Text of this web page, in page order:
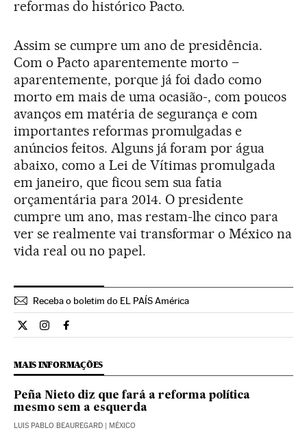
reformas do histórico Pacto.
Assim se cumpre um ano de presidência.
Com o Pacto aparentemente morto –
aparentemente, porque já foi dado como
morto em mais de uma ocasião-, com poucos
avanços em matéria de segurança e com
importantes reformas promulgadas e
anúncios feitos. Alguns já foram por água
abaixo, como a Lei de Vítimas promulgada
em janeiro, que ficou sem sua fatia
orçamentária para 2014. O presidente
cumpre um ano, mas restam-lhe cinco para
ver se realmente vai transformar o México na
vida real ou no papel.
Receba o boletim do EL PAÍS América
Internacional El País Brasil en Twitter
Internacional El País Brasil en Instagram
Internacional El País Brasil en Facebook
MAIS INFORMAÇÕES
Peña Nieto diz que fará a reforma política
mesmo sem a esquerda
LUIS PABLO BEAUREGARD | MÉXICO